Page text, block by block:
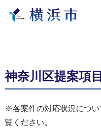
神奈川区提案項
※各案件の対応状況につ
覧ください。